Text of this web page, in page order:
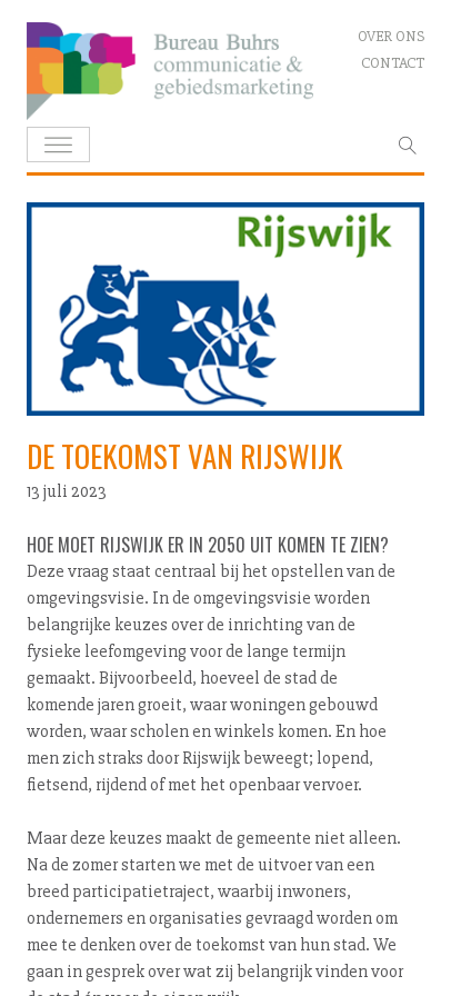
Skip
to
content
OVER ONS
CONTACT
DE TOEKOMST VAN RIJSWIJK
13 juli 2023
HOE MOET RIJSWIJK ER IN 2050 UIT KOMEN TE ZIEN?
Deze vraag staat centraal bij het opstellen van de
om­ge­vings­vi­sie. In de om­ge­vings­vi­sie worden
belangrijke keuzes over de inrichting van de
fysieke leef­om­ge­ving voor de lange termijn
gemaakt. Bij­voor­beeld, hoeveel de stad de
komende jaren groeit, waar woningen gebouwd
worden, waar scholen en winkels komen. En hoe
men zich straks door Rijswijk beweegt; lopend,
fietsend, rijdend of met het openbaar vervoer.
Maar deze keuzes maakt de gemeente niet alleen.
Na de zomer starten we met de uitvoer van een
breed par­ti­ci­pa­tie­tra­ject, waarbij inwoners,
ondernemers en or­ga­ni­sa­ties gevraagd worden om
mee te denken over de toekomst van hun stad. We
gaan in gesprek over wat zij belangrijk vinden voor